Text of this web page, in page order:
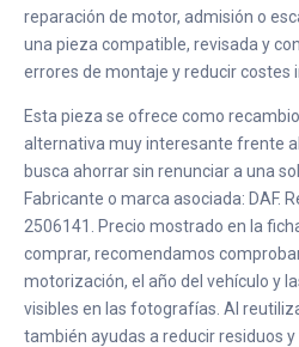
reparación de motor, admisión o
una pieza compatible, revisada y
errores de montaje y reducir costes
Esta pieza se ofrece como
alternativa muy interesante frente
busca ahorrar sin renunciar a una
Fabricante o marca asociada: DAF.
2506141. Precio mostrado en la
comprar, recomendamos
motorización, el año del vehículo y
visibles en las fotografías. Al
también ayudas a reducir residuos